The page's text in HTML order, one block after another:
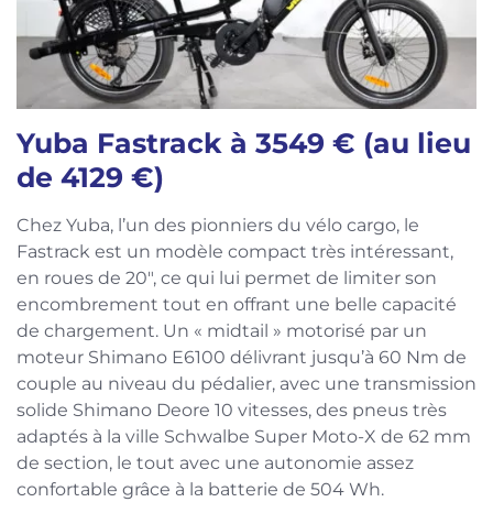
Yuba Fastrack à 3549 € (au lieu
de 4129 €)
Chez Yuba, l’un des pionniers du vélo cargo, le
Fastrack est un modèle compact très intéressant,
en roues de 20″, ce qui lui permet de limiter son
encombrement tout en offrant une belle capacité
de chargement. Un « midtail » motorisé par un
moteur Shimano E6100 délivrant jusqu’à 60 Nm de
couple au niveau du pédalier, avec une transmission
solide Shimano Deore 10 vitesses, des pneus très
adaptés à la ville Schwalbe Super Moto-X de 62 mm
de section, le tout avec une autonomie assez
confortable grâce à la batterie de 504 Wh.